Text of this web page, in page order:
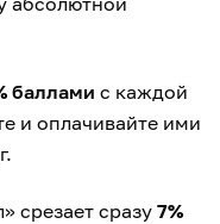
баллами с каждой
и оплачивайте ими
срезает сразу 7%